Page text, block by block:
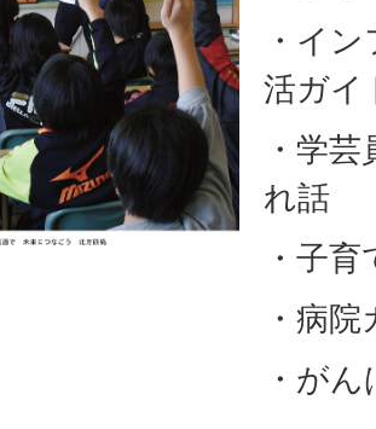
・イ
活ガイ
・学
れ話
・子
・病
・が